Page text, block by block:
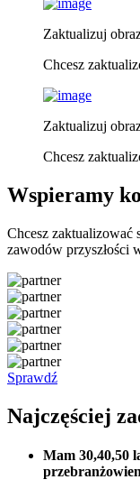
Zaktualizuj
Chcesz
Zaktualizuj
Chcesz
Wspieramy
Chcesz zaktualizować
zawodów przyszłości
Sprawdź
Najczęściej
Mam 30,40,50